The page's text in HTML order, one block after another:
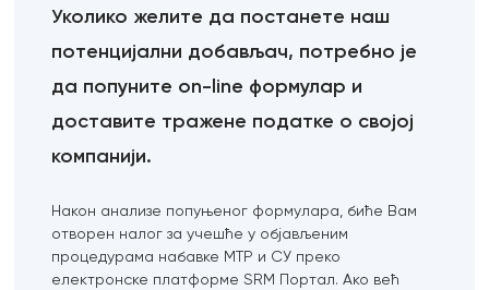
Уколико желите да постанете наш
потенцијални добављач, потребно је
да попуните on-line формулар и
доставите тражене податке о својој
компанији.
Након анализе попуњеног формулара, биће Вам
отворен налог за учешће у објављеним
процедурама набавке МТР и СУ преко
електронске платформе SRM Портал. Ако већ